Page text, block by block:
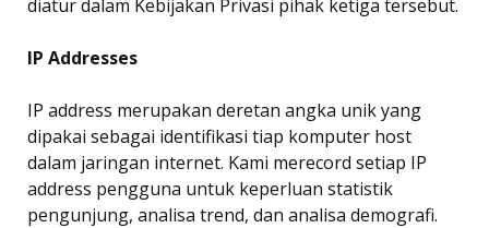
diatur dalam Kebijakan Privasi pihak ketiga tersebut.
IP Addresses
IP address merupakan deretan angka unik yang
dipakai sebagai identifikasi tiap komputer host
dalam jaringan internet. Kami merecord setiap IP
address pengguna untuk keperluan statistik
pengunjung, analisa trend, dan analisa demografi.